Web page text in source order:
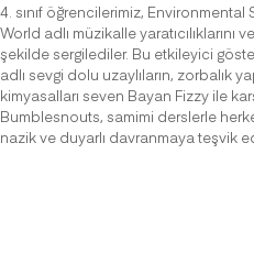
4. sınıf öğrencilerimiz,
World adlı müzikalle
şekilde sergilediler. Bu etkileyici
adlı sevgi dolu uzaylıların, zorbalık
kimyasalları seven Bayan Fizzy ile
Bumblesnouts, samimi derslerle
nazik ve duyarlı davranmaya teşvik